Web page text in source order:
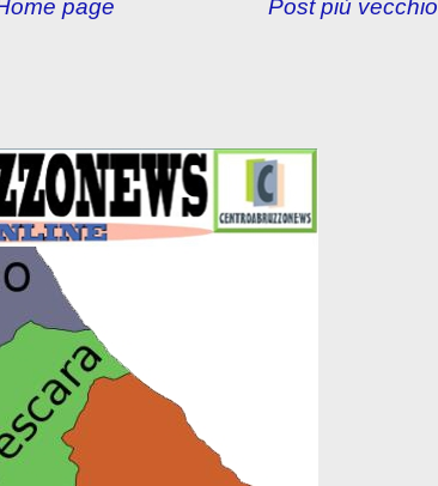
Post più vecchio
page